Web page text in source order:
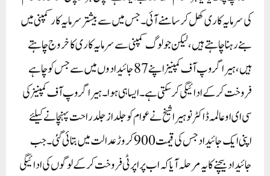
کی سرمایہ کاری کھل کر سامنے آئی۔ جس میں سے بیشتر سرمایہ کار کمپنی میں
بنے رہنا چاہتے ہیں، لیکن جو لوگ کمپنی سے سرمایہ کاری کا خروج چاہتے
ہیں، ہیرا گروپ آف کمپنیز اپنے 87 جائیدادوں میں سے جس کو چاہے
فروخت کرکے ادائیگی کر سکتی ہے۔ ایسا ہی ہوا۔ ہیرا گروپ آف کمپنیز کی
سی ای او عالمہ ڈاکٹر نوہیرا شیخ نے عوام کو جلد از جلد راحت پہنچانے کیلئے
اپنی ایک جائیداد جس کی قیمت 900کروڑ عدالت میں بتائی گئی۔ جب
جائیداد بیچنے کا یہ مرحلہ آیا کہ اب پراپرٹی فروخت کرکے لوگوں کی ادائیگی